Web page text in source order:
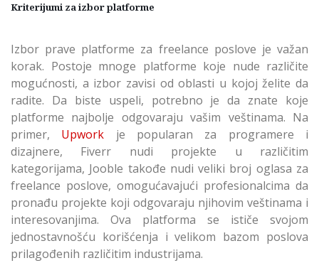
Kriterijumi za izbor platforme
Izbor prave platforme za freelance poslove je važan
korak. Postoje mnoge platforme koje nude različite
mogućnosti, a izbor zavisi od oblasti u kojoj želite da
radite. Da biste uspeli, potrebno je da znate koje
platforme najbolje odgovaraju vašim veštinama. Na
primer, Upwork je popularan za programere i
dizajnere, Fiverr nudi projekte u različitim
kategorijama, Jooble takođe nudi veliki broj oglasa za
freelance poslove, omogućavajući profesionalcima da
pronađu projekte koji odgovaraju njihovim veštinama i
interesovanjima. Ova platforma se ističe svojom
jednostavnošću korišćenja i velikom bazom poslova
prilagođenih različitim industrijama.